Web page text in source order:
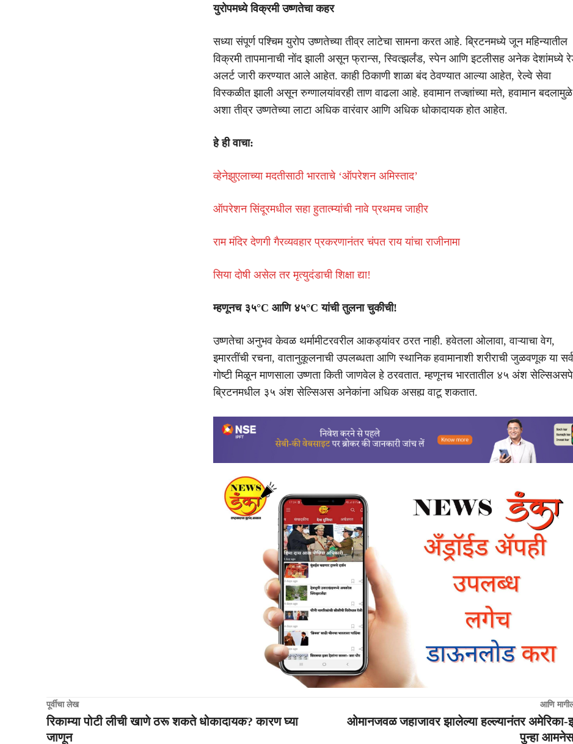
युरोपमध्ये विक्रमी उष्णतेचा कहर
सध्या संपूर्ण पश्चिम युरोप उष्णतेच्या तीव्र लाटेचा सामना करत आहे. ब्रिटनमध्ये जून महिन्यातील
विक्रमी तापमानाची नोंद झाली असून फ्रान्स, स्वित्झर्लंड, स्पेन आणि इटलीसह अनेक देशांमध्ये
अलर्ट जारी करण्यात आले आहेत. काही ठिकाणी शाळा बंद ठेवण्यात आल्या आहेत, रेल्वे सेवा
विस्कळीत झाली असून रुग्णालयांवरही ताण वाढला आहे. हवामान तज्ज्ञांच्या मते, हवामान बदलामुळे
अशा तीव्र उष्णतेच्या लाटा अधिक वारंवार आणि अधिक धोकादायक होत आहेत.
हे ही वाचा:
व्हेनेझुएलाच्या मदतीसाठी भारताचे ‘ऑपरेशन अमिस्ताद’
ऑपरेशन सिंदूरमधील सहा हुतात्म्यांची नावे प्रथमच जाहीर
राम मंदिर देणगी गैरव्यवहार प्रकरणानंतर चंपत राय यांचा राजीनामा
सिया दोषी असेल तर मृत्युदंडाची शिक्षा द्या!
म्हणूनच ३५°C आणि ४५°C यांची तुलना चुकीची!
उष्णतेचा अनुभव केवळ थर्मामीटरवरील आकड्यांवर ठरत नाही. हवेतला ओलावा, वाऱ्याचा वेग,
इमारतींची रचना, वातानुकूलनाची उपलब्धता आणि स्थानिक हवामानाशी शरीराची जुळवणूक या सर्व
गोष्टी मिळून माणसाला उष्णता किती जाणवेल हे ठरवतात. म्हणूनच भारतातील ४५ अंश
ब्रिटनमधील ३५ अंश सेल्सिअस अनेकांना अधिक असह्य वाटू शकतात.
पूर्वीचा लेख
रिकाम्या पोटी लीची खाणे ठरू शकते धोकादायक? कारण घ्या
जाणून
आणि
ओमानजवळ जहाजावर झालेल्या हल्ल्यानंतर अमेरिका-
पुन्हा